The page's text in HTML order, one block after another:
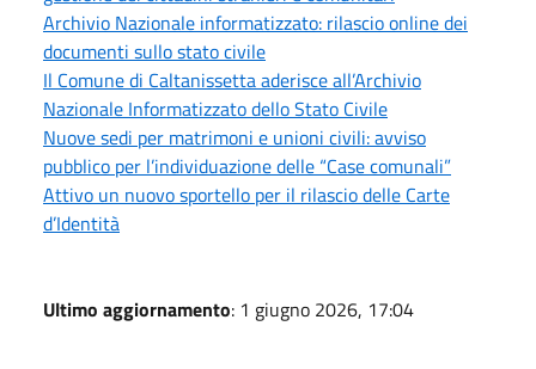
Archivio Nazionale informatizzato: rilascio online dei
documenti sullo stato civile
Il Comune di Caltanissetta aderisce all’Archivio
Nazionale Informatizzato dello Stato Civile
Nuove sedi per matrimoni e unioni civili: avviso
pubblico per l’individuazione delle “Case comunali”
Attivo un nuovo sportello per il rilascio delle Carte
d’Identità
Ultimo aggiornamento: 1 giugno 2026, 17:04